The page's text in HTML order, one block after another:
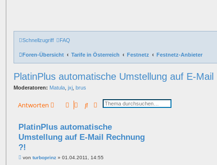
Schnellzugriff FAQ
Foren-Übersicht Tarife in Österreich Festnetz Festnetz-Anbieter
PlatinPlus automatische Umstellung auf E-Mail
Moderatoren: Matula jxj brus
Antworten SucheErweiterte Suche
PlatinPlus automatische
Umstellung auf E-Mail Rechnung
?!
Bvon turboprinz » 01.04.2011, 14:55